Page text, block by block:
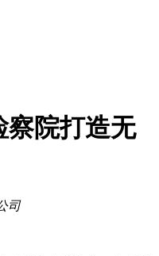
察院打造无
司